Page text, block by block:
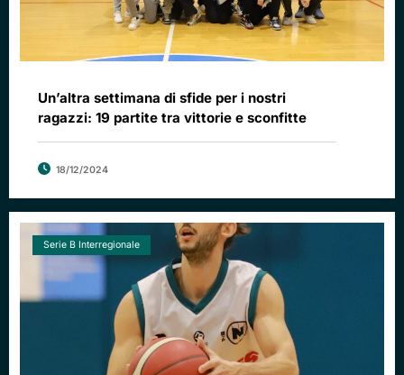
Un’altra settimana di sfide per i nostri
ragazzi: 19 partite tra vittorie e sconfitte
18/12/2024
Serie B Interregionale